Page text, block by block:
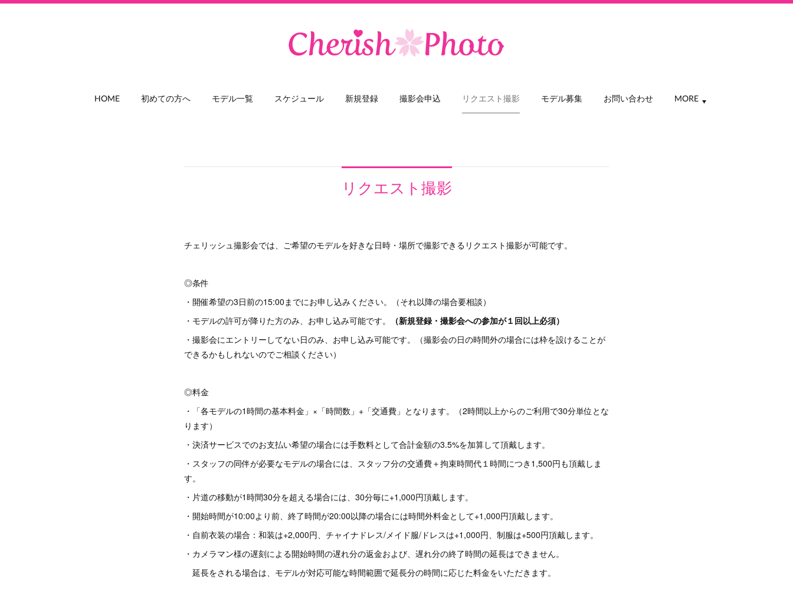
HOME 初めての方へ モデル一覧 スケジュール 新規登録 撮影会申込 リクエスト撮影 モデル募集 お問い合わせ MORE
リクエスト撮影
チェリッシュ撮影会では、ご希望のモデルを好きな日時・場所で撮影できるリクエスト撮影が可能です。
◎条件
・開催希望の3日前の15:00までにお申し込みください。（それ以降の場合要相談）
・モデルの許可が降りた方のみ、お申し込み可能です。
（新規登録・撮影会への参加が１回以上必須）
・撮影会にエントリーしてない日のみ、お申し込み可能です。（撮影会の日の時間外の場合には枠を設けることが
できるかもしれないのでご相談ください）
◎料金
・「各モデルの1時間の基本料金」×「時間数」+「交通費」となります。（2時間以上からのご利用で30分単位とな
ります）
・決済サービスでのお支払い希望の場合には手数料として合計金額の3.5%を加算して頂戴します。
・スタッフの同伴が必要なモデルの場合には、スタッフ分の交通費＋拘束時間代１時間につき1,500円も頂戴しま
す。
・片道の移動が1時間30分を超える場合には、30分毎に+1,000円頂戴します。
・開始時間が10:00より前、終了時間が20:00以降の場合には時間外料金として+1,000円頂戴します。
・自前衣装の場合：和装は+2,000円、チャイナドレス/メイド服/ドレスは+1,000円、制服は+500円頂戴します。
・カメラマン様の遅刻による開始時間の遅れ分の返金および、遅れ分の終了時間の延長はできません。
延長をされる場合は、モデルが対応可能な時間範囲で延長分の時間に応じた料金をいただきます。